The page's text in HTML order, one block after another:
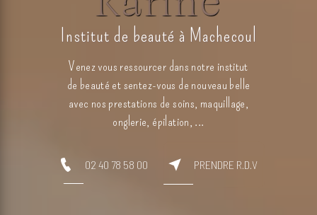
Institut de beauté à Machecoul
Venez vous ressourcer dans notre institut
de beauté et sentez-vous de nouveau belle
avec nos prestations de soins, maquillage,
onglerie, épilation, ...
02 40 78 58 00 PRENDRE R.D.V